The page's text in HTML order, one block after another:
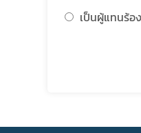
เป็นผู้แทนร้อ